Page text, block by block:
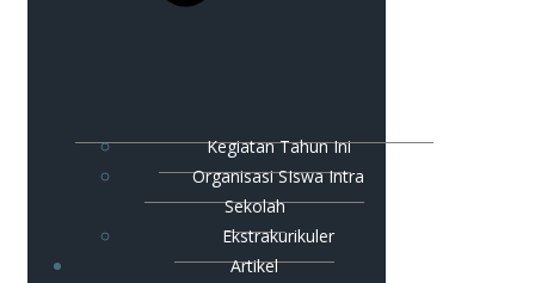
Kegiatan Tahun Ini
Organisasi SIswa Intra
Sekolah
Ekstrakurikuler
Artikel